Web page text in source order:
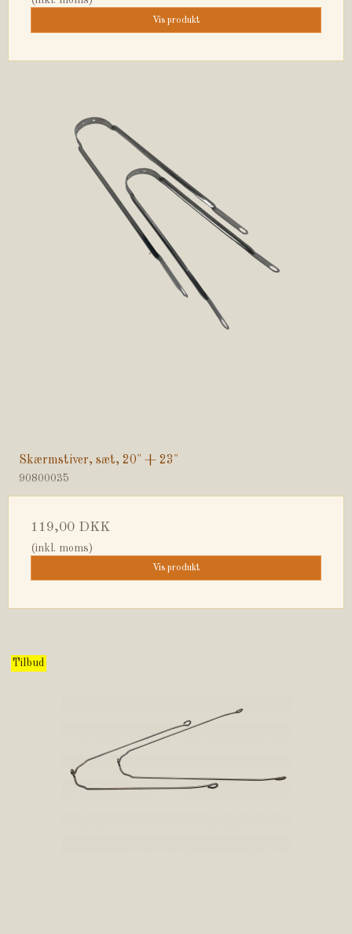
Vis produkt
Skærmstiver, sæt, 20" + 23"
90800035
119,00 DKK
(inkl. moms)
Vis produkt
Tilbud